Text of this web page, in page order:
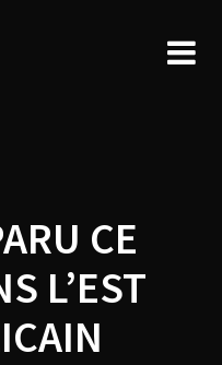
CE
L’EST